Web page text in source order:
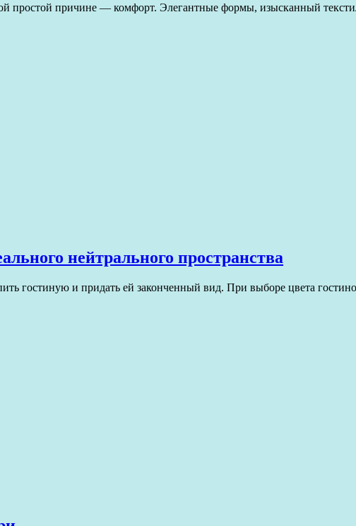
причине — комфорт. Элегантные формы, изысканный
нейтрального пространства
гостиную и придать ей законченный вид. При выборе цвета